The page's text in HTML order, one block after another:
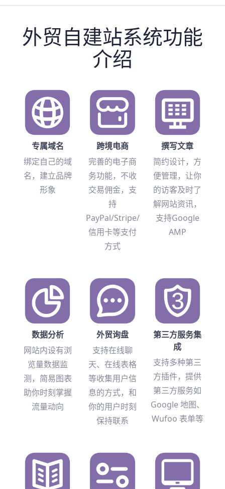
外贸自建站系统功能
介绍
专属域名
绑定自己的域
名，建立品牌
形象
跨境电商
完善的电子商
务功能，不收
交易佣金，支
持
PayPal/Stripe/
信用卡等支付
方式
撰写文章
简约设计，方
便管理，让你
的访客及时了
解网站资讯，
支持Google
AMP
数据分析
网站内设有浏
览量数据监
测，简易图表
助你时刻掌握
流量动向
外贸询盘
支持在线聊
天、在线表格
等收集用户信
息的方式，和
你的用户时刻
保持联系
第三方服务集
成
支持多种第三
方插件，提供
第三方服务如
Google 地图、
Wufoo 表单等